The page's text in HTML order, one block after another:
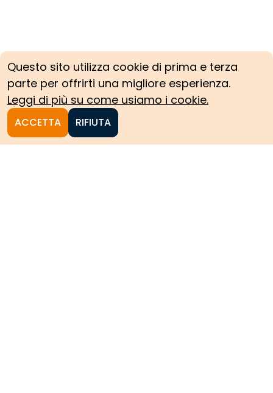
Questo sito utilizza cookie di prima e terza
parte per offrirti una migliore esperienza.
Leggi di più su come usiamo i cookie.
ACCETTA RIFIUTA